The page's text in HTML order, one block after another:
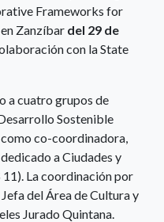
Frameworks for
Zanzíbar del 29 de
con la State
a cuatro grupos de
Sostenible
co-coordinadora,
a Ciudades y
La coordinación por
del Área de Cultura y
Jurado Quintana.